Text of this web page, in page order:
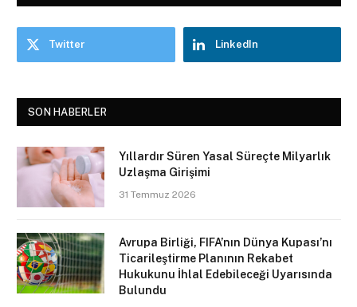
Twitter LinkedIn
SON HABERLER
Yıllardır Süren Yasal Süreçte Milyarlık
Uzlaşma Girişimi
31 Temmuz 2026
Avrupa Birliği, FIFA’nın Dünya Kupası’nı
Ticarileştirme Planının Rekabet
Hukukunu İhlal Edebileceği Uyarısında
Bulundu